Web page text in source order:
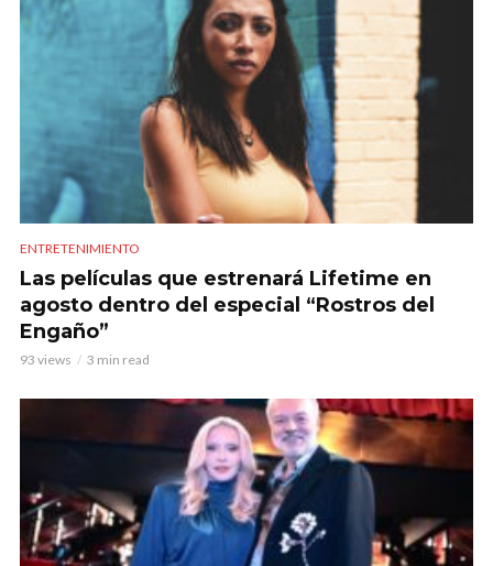
ENTRETENIMIENTO
Las películas que estrenará Lifetime en
agosto dentro del especial “Rostros del
Engaño”
93 views 3 min read